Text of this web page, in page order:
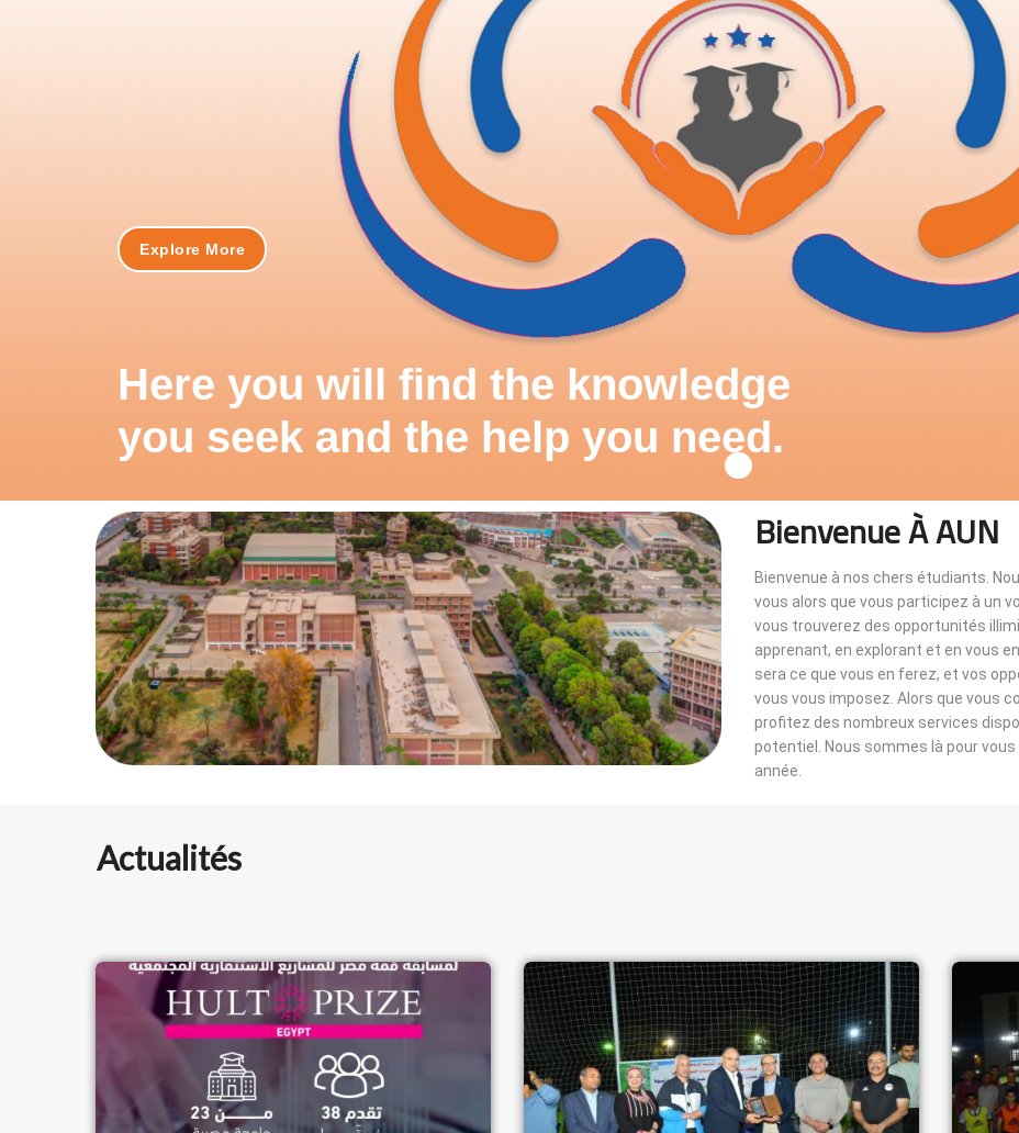
Here you will find the knowledge
you seek and the help you need.
Explore More
Bienvenue À AUN
Bienvenue à nos chers étudiants.
vous alors que vous participez à un
vous trouverez des opportunités
apprenant, en explorant et en vous
sera ce que vous en ferez, et vos
vous vous imposez. Alors que vous
profitez des nombreux services
potentiel. Nous sommes là pour
année.
Actualités